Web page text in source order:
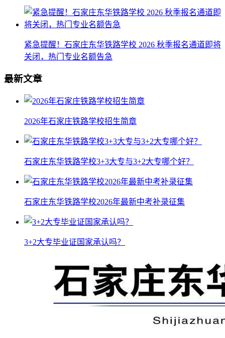
紧急提醒！石家庄东华铁路学校 2026 秋季报名通道即将
关闭，热门专业名额告急
最新文章
2026年石家庄铁路学校招生简章
石家庄东华铁路学校3+3大专与3+2大专哪个好？
石家庄东华铁路学校2026年最新中考补录征集
3+2大专毕业证国家承认吗？